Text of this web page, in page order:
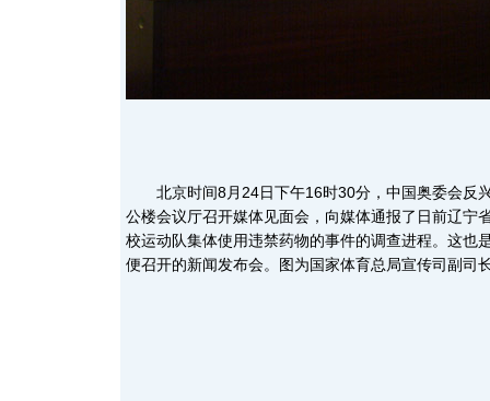
北京时间8月24日下午16时30分，中国奥委会反
公楼会议厅召开媒体见面会，向媒体通报了日前辽宁
校运动队集体使用违禁药物的事件的调查进程。这也
便召开的新闻发布会。图为国家体育总局宣传司副司